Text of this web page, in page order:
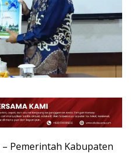
– Pemerintah Kabupaten